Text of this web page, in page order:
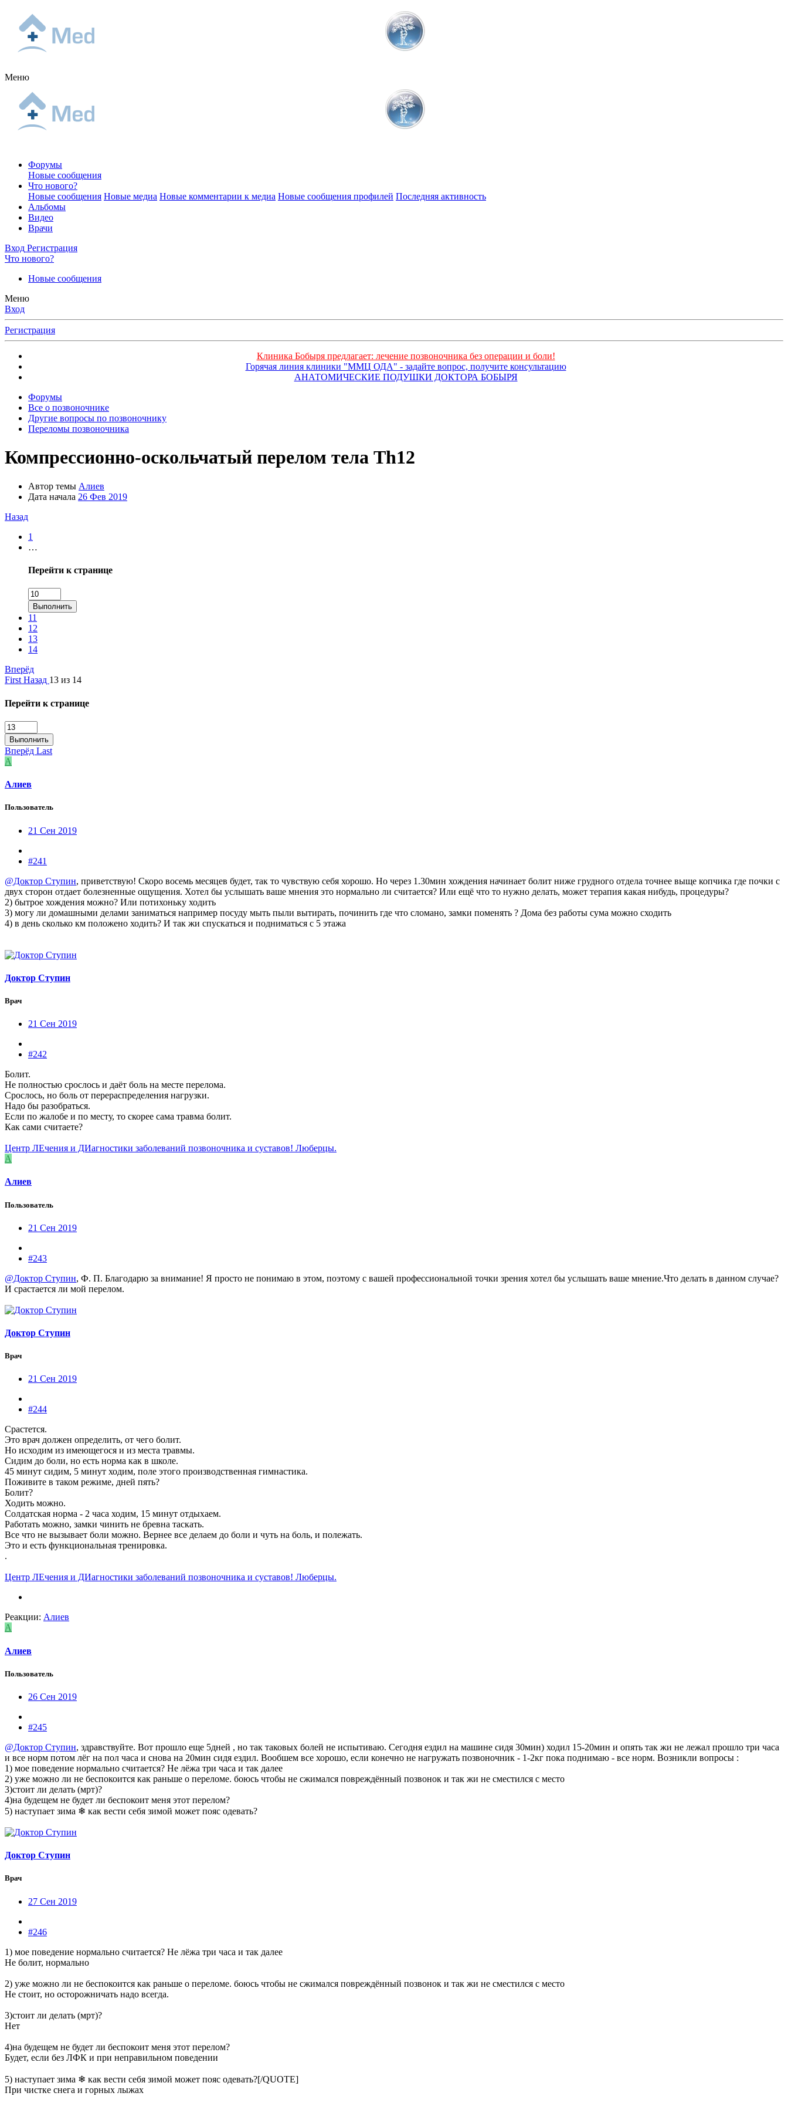
Меню
Форумы
Новые сообщения
Что нового?
Новые сообщения Новые медиа Новые комментарии к медиа Новые сообщения профилей Последняя активность
Альбомы
Видео
Врачи
Вход Регистрация
Что нового?
Новые сообщения
Меню
Вход
Регистрация
Клиника Бобыря предлагает: лечение позвоночника без операции и боли!
Горячая линия клиники "ММЦ ОДА" - задайте вопрос, получите консультацию
АНАТОМИЧЕСКИЕ ПОДУШКИ ДОКТОРА БОБЫРЯ
Форумы
Все о позвоночнике
Другие вопросы по позвоночнику
Переломы позвоночника
Компрессионно-оскольчатый перелом тела Th12
Автор темы Алиев
Дата начала 26 Фев 2019
Назад
1
…
Перейти к странице
Выполнить
11
12
13
14
Вперёд
First Назад 13 из 14
Перейти к странице
Выполнить
Вперёд Last
А
Алиев
Пользователь
21 Сен 2019
#241
@Доктор Ступин, приветствую! Скоро восемь месяцев будет, так то чувствую себя хорошо. Но через 1.30мин хождения начинает болит ниже грудного отдела точнее выще копчика где почки с
двух сторон отдает болезненные ощущения. Хотел бы услышать ваше мнения это нормально ли считается? Или ещё что то нужно делать, может терапия какая нибудь, процедуры?
2) бытрое хождения можно? Или потихоньку ходить
3) могу ли домашными делами заниматься например посуду мыть пыли вытирать, починить где что сломано, замки поменять ? Дома без работы сума можно сходить
4) в день сколько км положено ходить? И так жи спускаться и подниматься с 5 этажа
Доктор Ступин
Врач
21 Сен 2019
#242
Болит.
Не полностью срослось и даёт боль на месте перелома.
Срослось, но боль от перераспределения нагрузки.
Надо бы разобраться.
Если по жалобе и по месту, то скорее сама травма болит.
Как сами считаете?
Центр ЛЕчения и ДИагностики заболеваний позвоночника и суставов! Люберцы.
А
Алиев
Пользователь
21 Сен 2019
#243
@Доктор Ступин, Ф. П. Благодарю за внимание! Я просто не понимаю в этом, поэтому с вашей профессиональной точки зрения хотел бы услышать ваше мнение.Что делать в данном случае?
И срастается ли мой перелом.
Доктор Ступин
Врач
21 Сен 2019
#244
Срастется.
Это врач должен определить, от чего болит.
Но исходим из имеющегося и из места травмы.
Сидим до боли, но есть норма как в школе.
45 минут сидим, 5 минут ходим, поле этого производственная гимнастика.
Поживите в таком режиме, дней пять?
Болит?
Ходить можно.
Солдатская норма - 2 часа ходим, 15 минут отдыхаем.
Работать можно, замки чинить не бревна таскать.
Все что не вызывает боли можно. Вернее все делаем до боли и чуть на боль, и полежать.
Это и есть функциональная тренировка.
.
Центр ЛЕчения и ДИагностики заболеваний позвоночника и суставов! Люберцы.
Реакции: Алиев
А
Алиев
Пользователь
26 Сен 2019
#245
@Доктор Ступин, здравствуйте. Вот прошло еще 5дней , но так таковых болей не испытиваю. Сегодня ездил на машине сидя 30мин) ходил 15-20мин и опять так жи не лежал прошло три часа
и все норм потом лёг на пол часа и снова на 20мин сидя ездил. Вообшем все хорошо, если конечно не нагружать позвоночник - 1-2кг пока поднимаю - все норм. Возникли вопросы :
1) мое поведение нормально считается? Не лёжа три часа и так далее
2) уже можно ли не беспокоится как раньше о переломе. боюсь чтобы не сжимался повреждённый позвонок и так жи не сместился с место
3)стоит ли делать (мрт)?
4)на будещем не будет ли беспокоит меня этот перелом?
5) наступает зима ❄ как вести себя зимой может пояс одевать?
Доктор Ступин
Врач
27 Сен 2019
#246
1) мое поведение нормально считается? Не лёжа три часа и так далее
Не болит, нормально
2) уже можно ли не беспокоится как раньше о переломе. боюсь чтобы не сжимался повреждённый позвонок и так жи не сместился с место
Не стоит, но осторожничать надо всегда.
3)стоит ли делать (мрт)?
Нет
4)на будещем не будет ли беспокоит меня этот перелом?
Будет, если без ЛФК и при неправильном поведении
5) наступает зима ❄ как вести себя зимой может пояс одевать?[/QUOTE]
При чистке снега и горных лыжах